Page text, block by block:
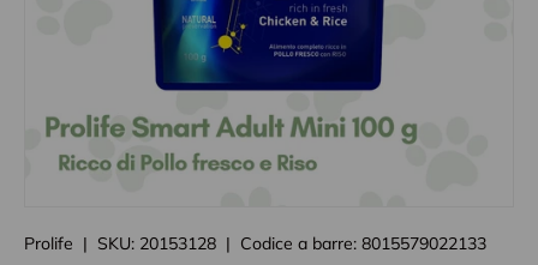
Prolife | SKU: 20153128 | Codice a barre: 8015579022133